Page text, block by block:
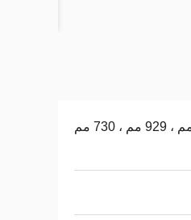
700 مم - 1030 مم ، 876 مم ، 842 مم ، 929 مم ، 730 مم